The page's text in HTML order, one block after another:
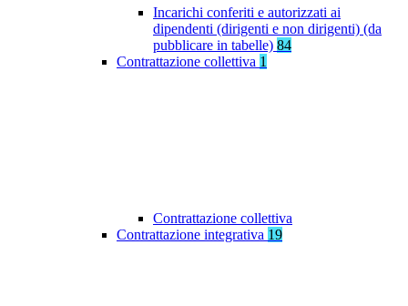
Incarichi conferiti e autorizzati ai
dipendenti (dirigenti e non dirigenti) (da
pubblicare in tabelle) 84
Contrattazione collettiva 1
Contrattazione collettiva
Contrattazione integrativa 19